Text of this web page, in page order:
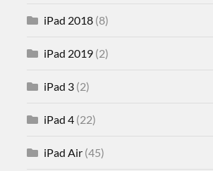
iPad 2018 (8)
iPad 2019 (2)
iPad 3 (2)
iPad 4 (22)
iPad Air (45)